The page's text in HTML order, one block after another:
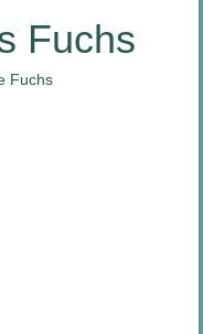
Fuchs
Fuchs